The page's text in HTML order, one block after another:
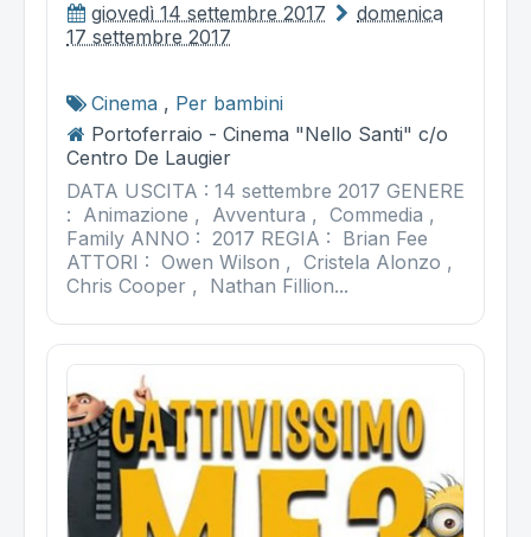
giovedì 14 settembre 2017
domenica
17 settembre 2017
Cinema , Per bambini
Portoferraio - Cinema "Nello Santi" c/o
Centro De Laugier
DATA USCITA : 14 settembre 2017 GENERE
: Animazione , Avventura , Commedia ,
Family ANNO : 2017 REGIA : Brian Fee
ATTORI : Owen Wilson , Cristela Alonzo ,
Chris Cooper , Nathan Fillion...